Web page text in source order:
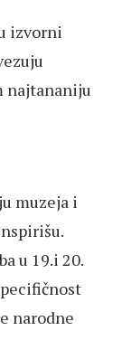
izvorni
najtananiju
muzeja i
u 19.i 20.
narodne